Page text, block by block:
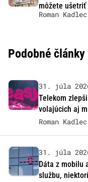
môžete ušetriť
Roman Kadlec
Podobné články
31. júla
Telekom
volajúcich aj
Roman Kadlec
31. júla
Dáta z mobilu
službu,